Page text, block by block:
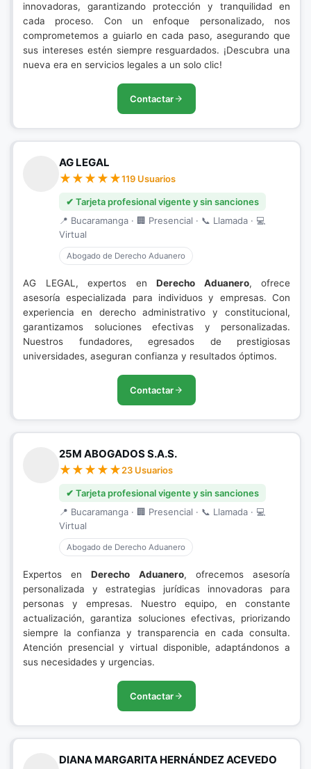
innovadoras, garantizando protección y tranquilidad en
cada proceso. Con un enfoque personalizado, nos
comprometemos a guiarlo en cada paso, asegurando que
sus intereses estén siempre resguardados. ¡Descubra una
nueva era en servicios legales a un solo clic!
Contactar
AG LEGAL
119 Usuarios
✔ Tarjeta profesional vigente y sin sanciones
📍 Bucaramanga · 🏢 Presencial · 📞 Llamada · 💻
Virtual
Abogado de Derecho Aduanero
AG LEGAL, expertos en Derecho Aduanero, ofrece
asesoría especializada para individuos y empresas. Con
experiencia en derecho administrativo y constitucional,
garantizamos soluciones efectivas y personalizadas.
Nuestros fundadores, egresados de prestigiosas
universidades, aseguran confianza y resultados óptimos.
Contactar
25M ABOGADOS S.A.S.
23 Usuarios
✔ Tarjeta profesional vigente y sin sanciones
📍 Bucaramanga · 🏢 Presencial · 📞 Llamada · 💻
Virtual
Abogado de Derecho Aduanero
Expertos enDerecho Aduanero, ofrecemos asesoría
personalizada y estrategias jurídicas innovadoras para
personas y empresas. Nuestro equipo, en constante
actualización, garantiza soluciones efectivas, priorizando
siempre la confianza y transparencia en cada consulta.
Atención presencial y virtual disponible, adaptándonos a
sus necesidades y urgencias.
Contactar
DIANA MARGARITA HERNÁNDEZ ACEVEDO